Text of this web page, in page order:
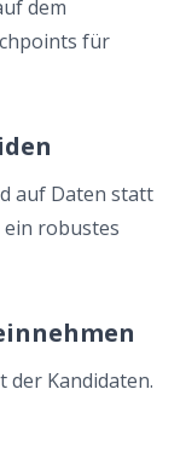
dem
für
auf Daten statt
robustes
der Kandidaten.